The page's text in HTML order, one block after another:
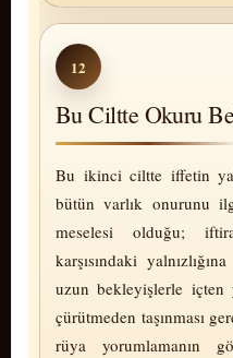
12
Bu Ciltte Okuru
Bu ikinci ciltte iffetin
bütün varlık onurunu
meselesi olduğu;
karşısındaki
uzun bekleyişlerle içten
çürütmeden taşınması
rüya yorumlamanın